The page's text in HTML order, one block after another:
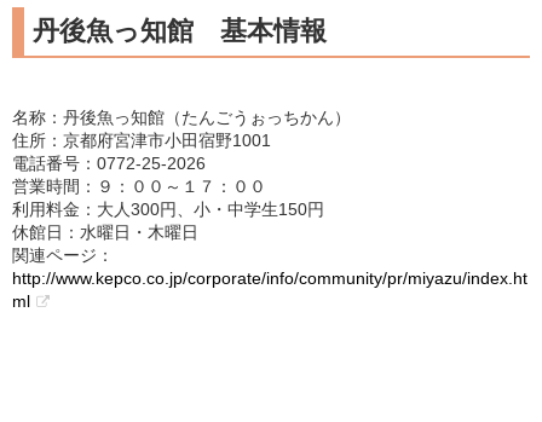
丹後魚っ知館 基本情報
名称：丹後魚っ知館（たんごうぉっちかん）
住所：京都府宮津市小田宿野1001
電話番号：0772-25-2026
営業時間：９：００～１７：００
利用料金：大人300円、小・中学生150円
休館日：水曜日・木曜日
関連ページ：
http://www.kepco.co.jp/corporate/info/community/pr/miyazu/index.ht
ml